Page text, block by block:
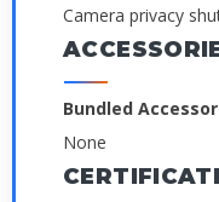
Camera privacy
Bundled
None